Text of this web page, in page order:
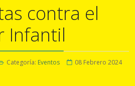
contra el
Infantil
Categoría: Eventos
08 Febrero 2024